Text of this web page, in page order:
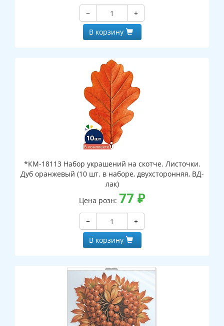
−
+
В корзину
*КМ-18113 Набор украшений на скотче. Листочки.
Дуб оранжевый (10 шт. в наборе, двухсторонняя, ВД-
лак)
Цена розн: 77 ₽
−
+
В корзину